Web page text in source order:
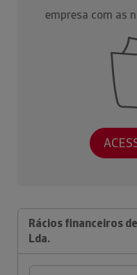
empresa com as
Rácios financeiros
Lda.